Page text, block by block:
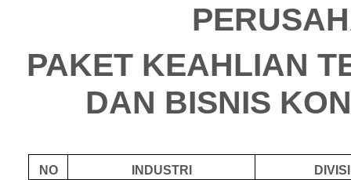
PAKET KEAHLIAN
DAN BISNIS
NO INDUSTRI DIVISI